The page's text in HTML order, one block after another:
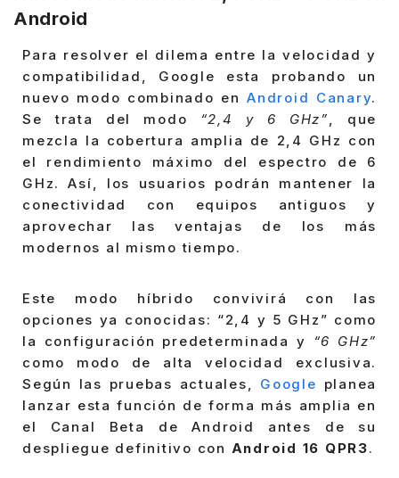
Android
Para resolver el dilema entre la velocidad y
compatibilidad, Google esta probando un
nuevo modo combinado en Android Canary.
Se trata del modo “2,4 y 6 GHz”, que
mezcla la cobertura amplia de 2,4 GHz con
el rendimiento máximo del espectro de 6
GHz. Así, los usuarios podrán mantener la
conectividad con equipos antiguos y
aprovechar las ventajas de los más
modernos al mismo tiempo.
Este modo híbrido convivirá con las
opciones ya conocidas: “2,4 y 5 GHz” como
la configuración predeterminada y “6 GHz”
como modo de alta velocidad exclusiva.
Según las pruebas actuales, Google planea
lanzar esta función de forma más amplia en
el Canal Beta de Android antes de su
despliegue definitivo con Android 16 QPR3.